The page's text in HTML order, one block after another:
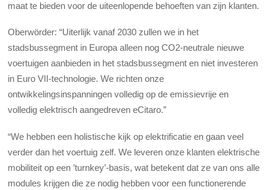
maat te bieden voor de uiteenlopende behoeften van zijn klanten.
Oberwörder: “Uiterlijk vanaf 2030 zullen we in het
stadsbussegment in Europa alleen nog CO2-neutrale nieuwe
voertuigen aanbieden in het stadsbussegment en niet investeren
in Euro VII-technologie. We richten onze
ontwikkelingsinspanningen volledig op de emissievrije en
volledig elektrisch aangedreven eCitaro.”
“We hebben een holistische kijk op elektrificatie en gaan veel
verder dan het voertuig zelf. We leveren onze klanten elektrische
mobiliteit op een ’turnkey’-basis, wat betekent dat ze van ons alle
modules krijgen die ze nodig hebben voor een functionerende